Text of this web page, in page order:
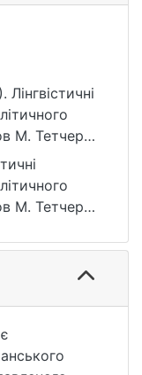
М. Тетчер і
Тараса
1020
М. Тетчер і
А. Д.
1020